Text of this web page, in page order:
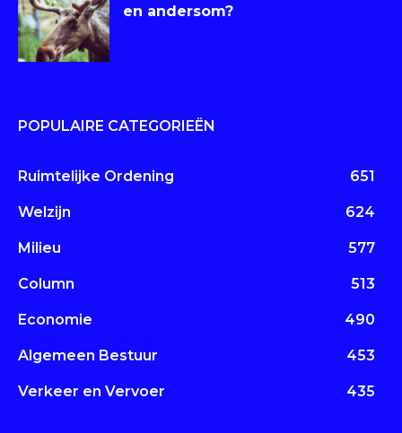
en andersom?
POPULAIRE CATEGORIEËN
Ruimtelijke Ordening 651
Welzijn 624
Milieu 577
Column 513
Economie 490
Algemeen Bestuur 453
Verkeer en Vervoer 435